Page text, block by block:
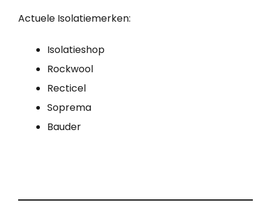
Actuele Isolatiemerken:
Isolatieshop
Rockwool
Recticel
Soprema
Bauder